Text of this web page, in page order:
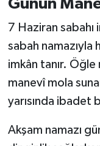
Günün
7 Haziran
sabah namazıyla
imkân tanır. Öğle
manevî mola
yarısında ibadet
Akşam namazı